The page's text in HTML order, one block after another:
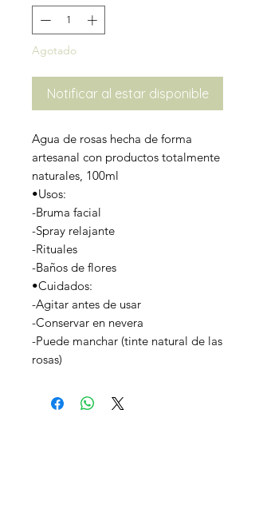
Agotado
Notificar al estar disponible
Agua de rosas hecha de forma
artesanal con productos totalmente
naturales, 100ml
•Usos:
-Bruma facial
-Spray relajante
-Rituales
-Baños de flores
•Cuidados:
-Agitar antes de usar
-Conservar en nevera
-Puede manchar (tinte natural de las
rosas)